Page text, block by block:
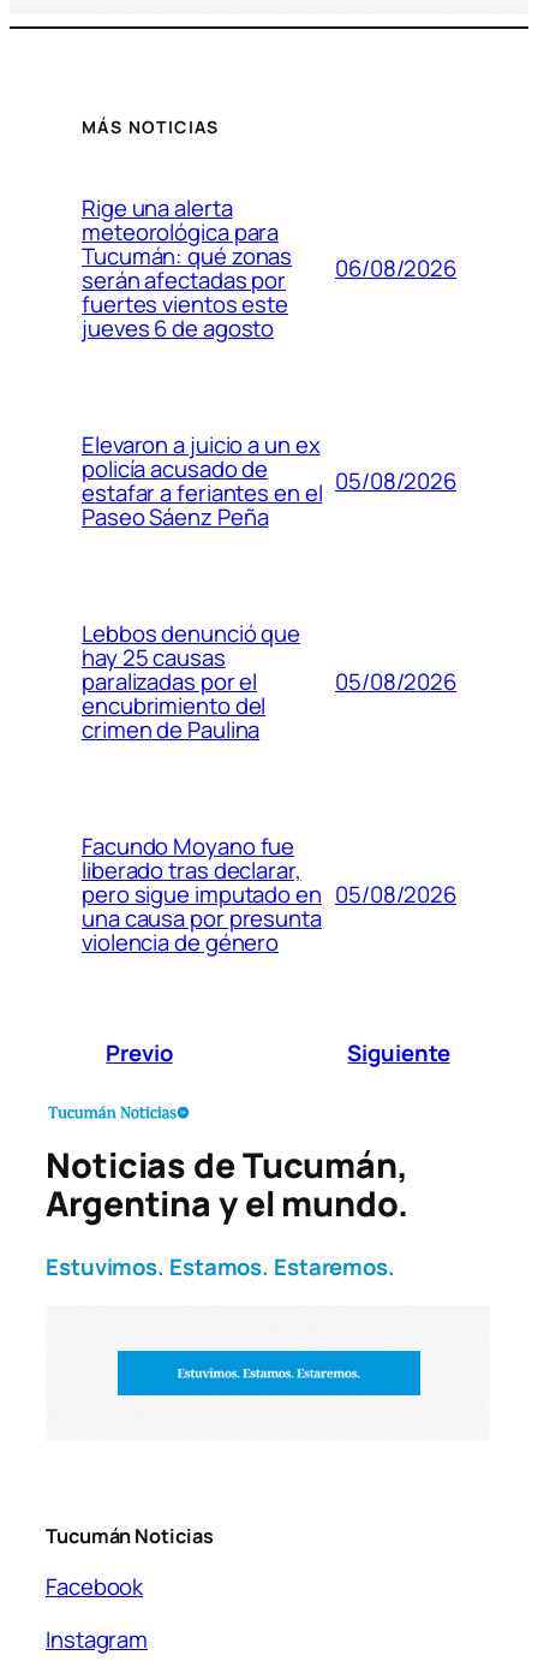
MÁS NOTICIAS
Rige una alerta
meteorológica para
Tucumán: qué zonas
serán afectadas por
fuertes vientos este
jueves 6 de agosto
06/08/2026
Elevaron a juicio a un ex
policía acusado de
estafar a feriantes en el
Paseo Sáenz Peña
05/08/2026
Lebbos denunció que
hay 25 causas
paralizadas por el
encubrimiento del
crimen de Paulina
05/08/2026
Facundo Moyano fue
liberado tras declarar,
pero sigue imputado en
una causa por presunta
violencia de género
05/08/2026
Previo Siguiente
Noticias de Tucumán,
Argentina y el mundo.
Estuvimos. Estamos. Estaremos.
Tucumán Noticias
Facebook
Instagram